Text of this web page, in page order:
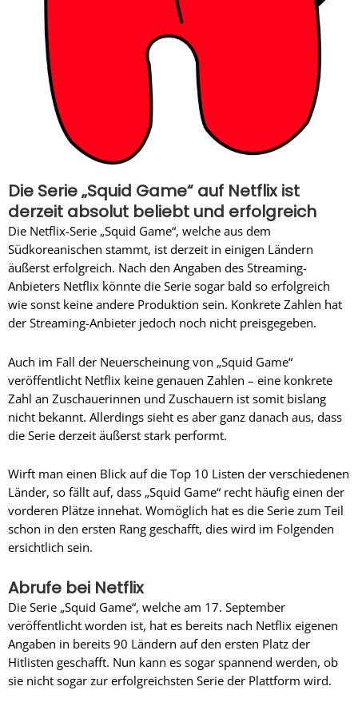
Die Serie „Squid Game“ auf Netflix ist
derzeit absolut beliebt und erfolgreich
Die Netflix-Serie „Squid Game“, welche aus dem
Südkoreanischen stammt, ist derzeit in einigen Ländern
äußerst erfolgreich. Nach den Angaben des Streaming-
Anbieters Netflix könnte die Serie sogar bald so erfolgreich
wie sonst keine andere Produktion sein. Konkrete Zahlen hat
der Streaming-Anbieter jedoch noch nicht preisgegeben.
Auch im Fall der Neuerscheinung von „Squid Game“
veröffentlicht Netflix keine genauen Zahlen – eine konkrete
Zahl an Zuschauerinnen und Zuschauern ist somit bislang
nicht bekannt. Allerdings sieht es aber ganz danach aus, dass
die Serie derzeit äußerst stark performt.
Wirft man einen Blick auf die Top 10 Listen der verschiedenen
Länder, so fällt auf, dass „Squid Game“ recht häufig einen der
vorderen Plätze innehat. Womöglich hat es die Serie zum Teil
schon in den ersten Rang geschafft, dies wird im Folgenden
ersichtlich sein.
Abrufe bei Netflix
Die Serie „Squid Game“, welche am 17. September
veröffentlicht worden ist, hat es bereits nach Netflix eigenen
Angaben in bereits 90 Ländern auf den ersten Platz der
Hitlisten geschafft. Nun kann es sogar spannend werden, ob
sie nicht sogar zur erfolgreichsten Serie der Plattform wird.